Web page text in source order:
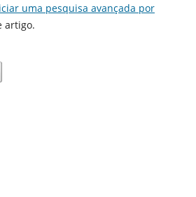
uma pesquisa avançada por
artigo.